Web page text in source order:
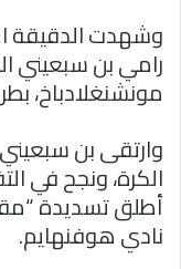
رامي بن سبعيني
مونشنغلادباخ،
وارتقى بن
الكرة، ونجح في
أطلق تسديدة
نادي هوفنهايم.